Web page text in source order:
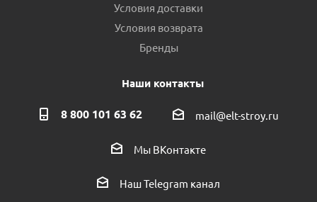
Условия доставки
Условия возврата
Бренды
Наши контакты
8 800 101 63 62 mail@elt-stroy.ru
Мы ВКонтакте
Наш Telegram канал